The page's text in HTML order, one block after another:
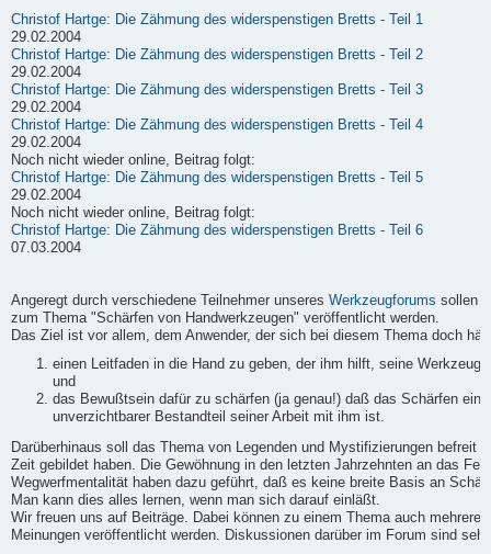
Christof Hartge: Die Zähmung des widerspenstigen Bretts - Teil 1
29.02.2004
Christof Hartge: Die Zähmung des widerspenstigen Bretts - Teil 2
29.02.2004
Christof Hartge: Die Zähmung des widerspenstigen Bretts - Teil 3
29.02.2004
Christof Hartge: Die Zähmung des widerspenstigen Bretts - Teil 4
29.02.2004
Noch nicht wieder online, Beitrag folgt:
Christof Hartge: Die Zähmung des widerspenstigen Bretts - Teil 5
29.02.2004
Noch nicht wieder online, Beitrag folgt:
Christof Hartge: Die Zähmung des widerspenstigen Bretts - Teil 6
07.03.2004
Angeregt durch verschiedene Teilnehmer unseres Werkzeugforums sollen
zum Thema "Schärfen von Handwerkzeugen" veröffentlicht werden.
Das Ziel ist vor allem, dem Anwender, der sich bei diesem Thema doch
einen Leitfaden in die Hand zu geben, der ihm hilft, seine
und
das Bewußtsein dafür zu schärfen (ja genau!) daß das Schärfen
unverzichtbarer Bestandteil seiner Arbeit mit ihm ist.
Darüberhinaus soll das Thema von Legenden und Mystifizierungen befreit
Zeit gebildet haben. Die Gewöhnung in den letzten Jahrzehnten an das
Wegwerfmentalität haben dazu geführt, daß es keine breite Basis an
Man kann dies alles lernen, wenn man sich darauf einläßt.
Wir freuen uns auf Beiträge. Dabei können zu einem Thema auch mehrere
Meinungen veröffentlicht werden. Diskussionen darüber im Forum sind